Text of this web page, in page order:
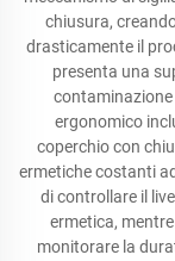
chiusura,
drasticamente il
presenta una
contaminazione
ergonomico
coperchio con
ermetiche costanti
di controllare il
ermetica,
monitorare la